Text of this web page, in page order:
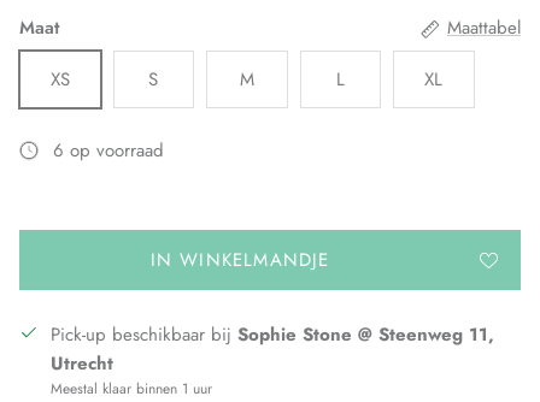
Maat
Maattabel
XS
S M L XL
6 op voorraad
IN WINKELMANDJE
Pick-up beschikbaar bij Sophie Stone @ Steenweg 11,
Utrecht
Meestal klaar binnen 1 uur